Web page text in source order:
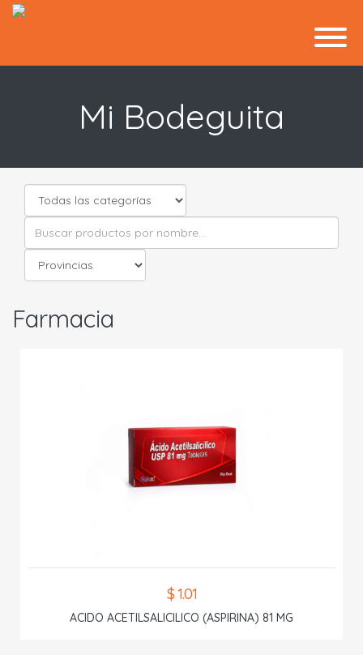
Mi Bodeguita
Farmacia
$ 1.01
ACIDO ACETILSALICILICO (ASPIRINA) 81 MG